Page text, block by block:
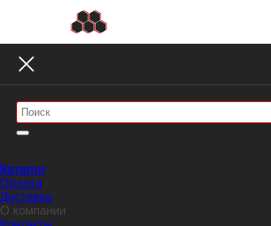
Каталог
Оплата
Доставка
О компании